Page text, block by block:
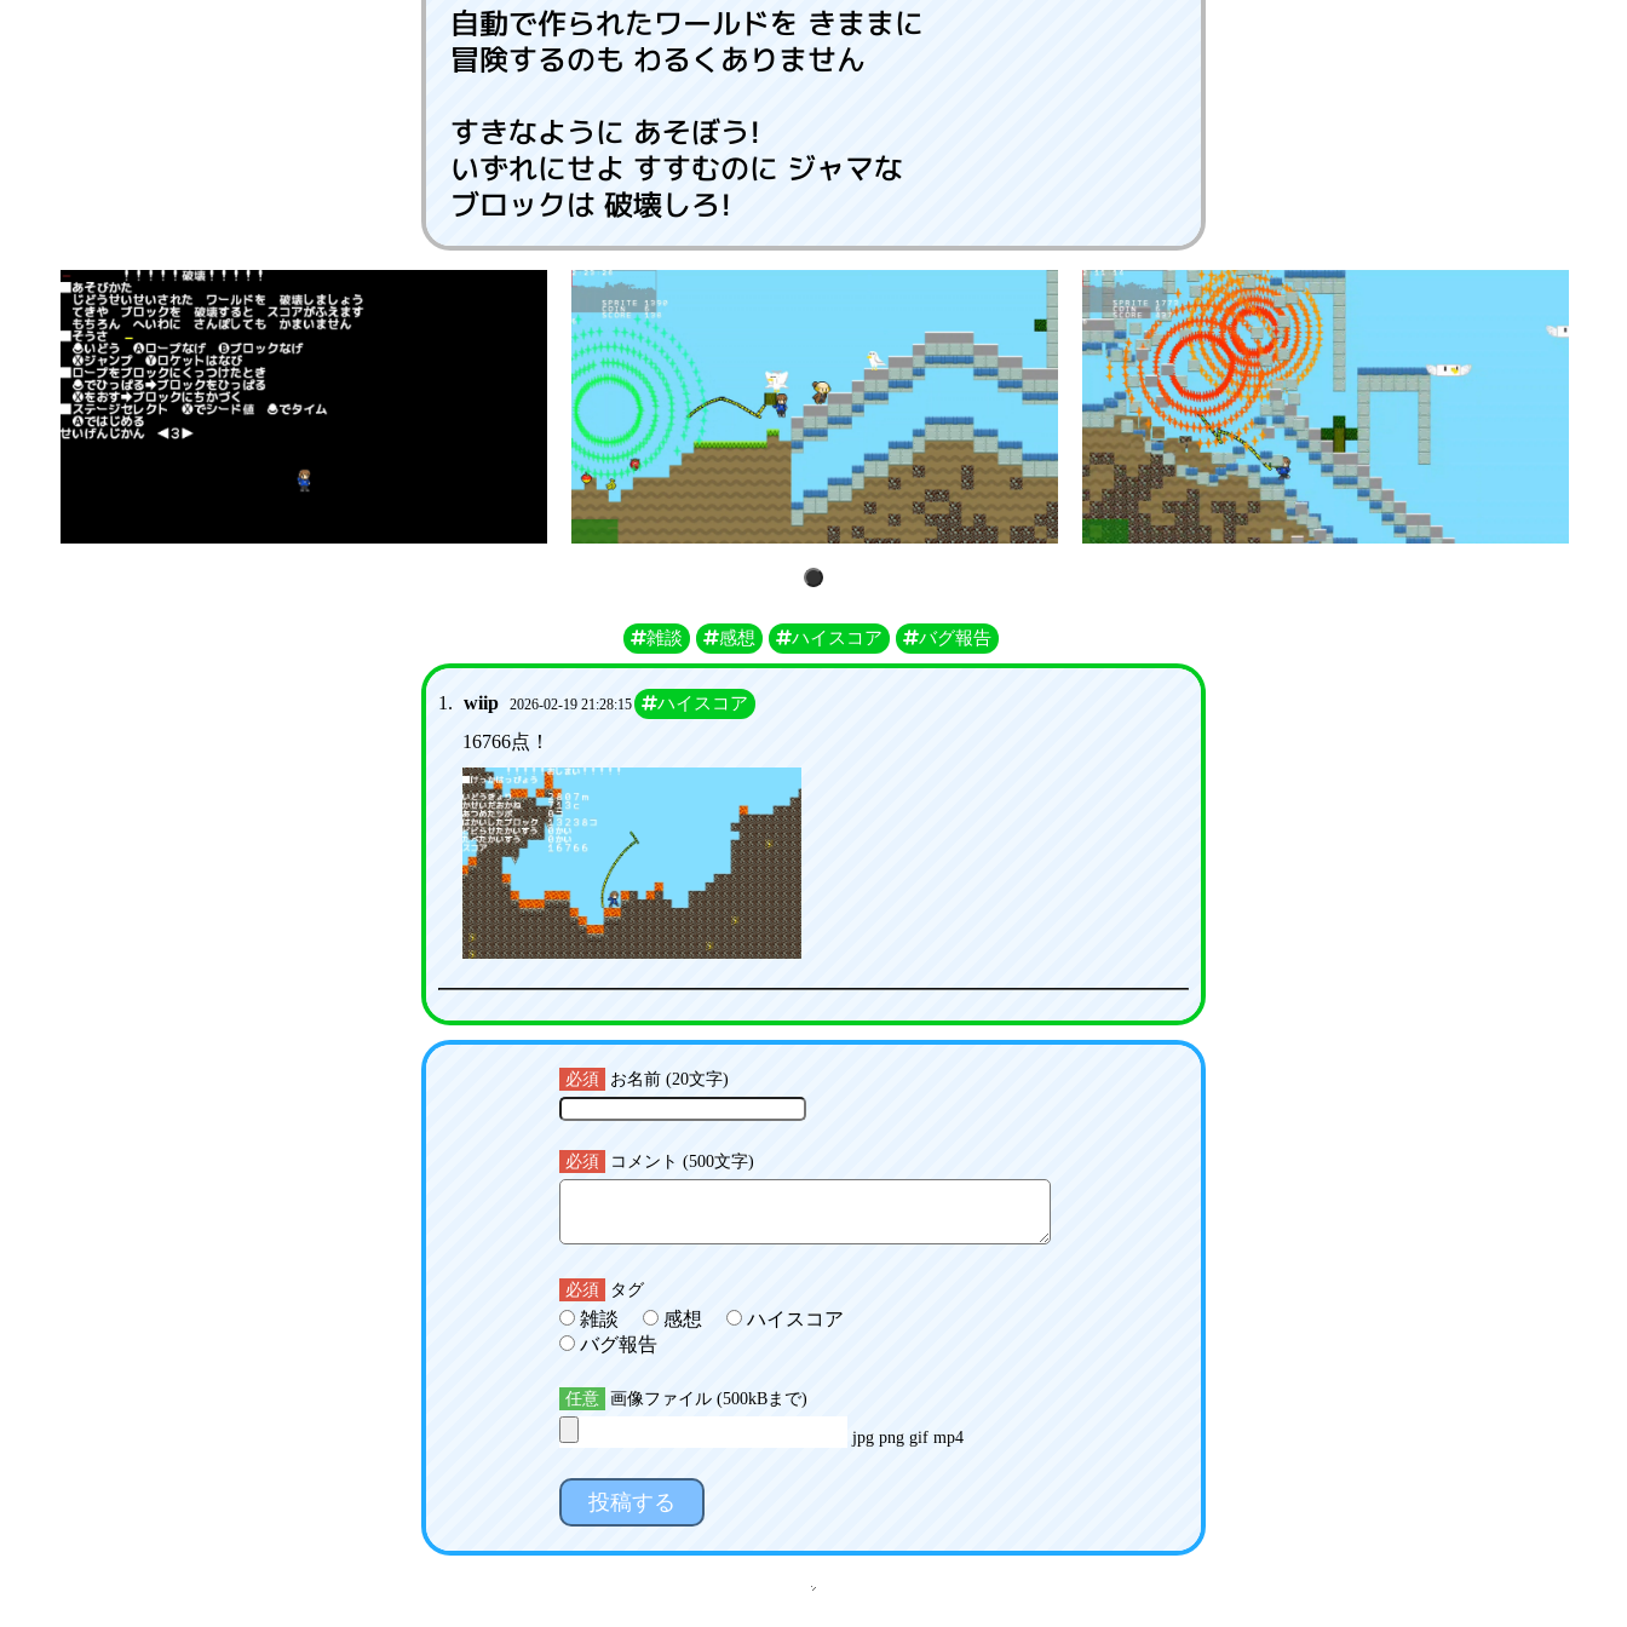
自動で作られたワールドを きままに
冒険するのも わるくありません
すきなように あそぼう!
いずれにせよ すすむのに ジャマな
ブロックは 破壊しろ!
1
雑談 感想 ハイスコア バグ報告
1. wiip 2026-02-19 21:28:15 ハイスコア
16766点！
必須 お名前 (20文字)
必須 コメント (500文字)
必須 タグ
雑談 感想
ハイスコア
バグ報告
任意 画像ファイル (500kBまで)
jpg png gif mp4
投稿する